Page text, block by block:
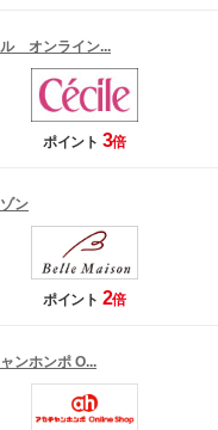
オンライン...
ポイント 3倍
ン
ポイント 2倍
ンホンポ O...